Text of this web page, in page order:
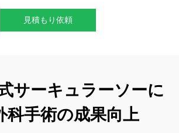
見積もり依頼
サーキュラーソーに
科手術の成果向上